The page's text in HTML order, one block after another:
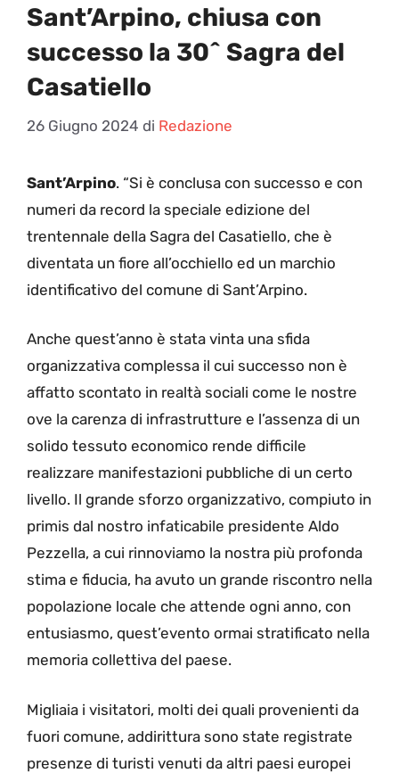
Sant’Arpino, chiusa con
successo la 30^ Sagra del
Casatiello
26 Giugno 2024 di Redazione
Sant’Arpino. “Si è conclusa con successo e con
numeri da record la speciale edizione del
trentennale della Sagra del Casatiello, che è
diventata un fiore all’occhiello ed un marchio
identificativo del comune di Sant’Arpino.
Anche quest’anno è stata vinta una sfida
organizzativa complessa il cui successo non è
affatto scontato in realtà sociali come le nostre
ove la carenza di infrastrutture e l’assenza di un
solido tessuto economico rende difficile
realizzare manifestazioni pubbliche di un certo
livello. Il grande sforzo organizzativo, compiuto in
primis dal nostro infaticabile presidente Aldo
Pezzella, a cui rinnoviamo la nostra più profonda
stima e fiducia, ha avuto un grande riscontro nella
popolazione locale che attende ogni anno, con
entusiasmo, quest’evento ormai stratificato nella
memoria collettiva del paese.
Migliaia i visitatori, molti dei quali provenienti da
fuori comune, addirittura sono state registrate
presenze di turisti venuti da altri paesi europei